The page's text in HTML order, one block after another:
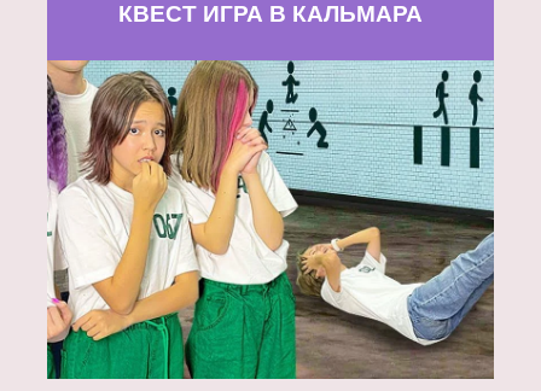
КВЕСТ ИГРА В КАЛЬМАРА